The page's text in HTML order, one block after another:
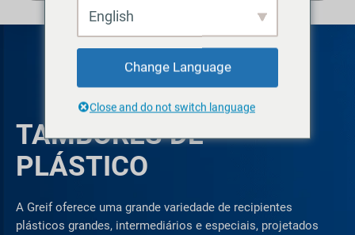
TAMBORES DE
PLÁSTICO
A Greif oferece uma grande variedade de recipientes
plásticos grandes, intermediários e especiais, projetados
English
Change Language
Close and do not switch language